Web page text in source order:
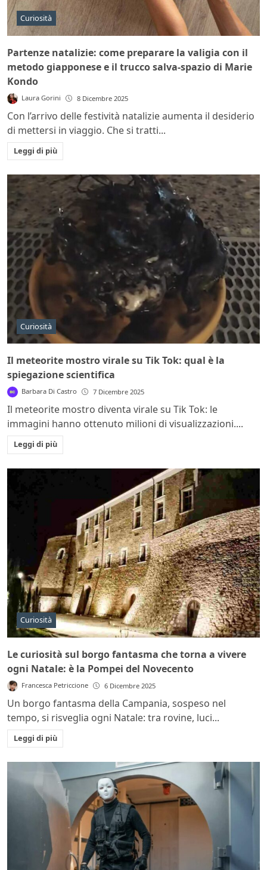
Curiosità
Partenze natalizie: come preparare la valigia con il
metodo giapponese e il trucco salva-spazio di Marie
Kondo
Laura Gorini 8 Dicembre 2025
Con l’arrivo delle festività natalizie aumenta il desiderio
di mettersi in viaggio. Che si tratti...
Leggi di più
Curiosità
Il meteorite mostro virale su Tik Tok: qual è la
spiegazione scientifica
Barbara Di Castro 7 Dicembre 2025
Il meteorite mostro diventa virale su Tik Tok: le
immagini hanno ottenuto milioni di visualizzazioni....
Leggi di più
Curiosità
Le curiosità sul borgo fantasma che torna a vivere
ogni Natale: è la Pompei del Novecento
Francesca Petriccione 6 Dicembre 2025
Un borgo fantasma della Campania, sospeso nel
tempo, si risveglia ogni Natale: tra rovine, luci...
Leggi di più